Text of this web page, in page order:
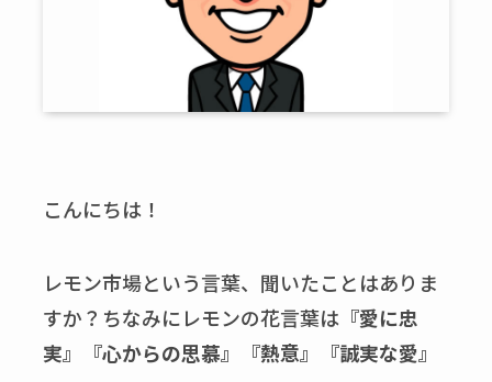
こんにちは！
レモン市場という言葉、聞いたことはありま
すか？ちなみにレモンの花言葉は『愛に忠
実』『心からの思慕』『熱意』『誠実な愛』